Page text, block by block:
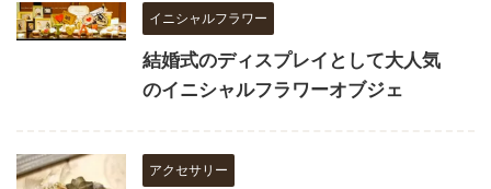
イニシャルフラワー
結婚式のディスプレイとして大人気
のイニシャルフラワーオブジェ
アクセサリー